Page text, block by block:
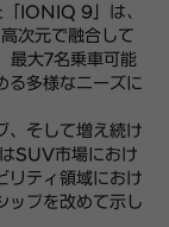
IONIQ 9」は、
次元で融合して
最大7名乗車可能
る多様なニーズに
、そして増え続け
SUV市場におけ
リティ領域におけ
プを改めて示し